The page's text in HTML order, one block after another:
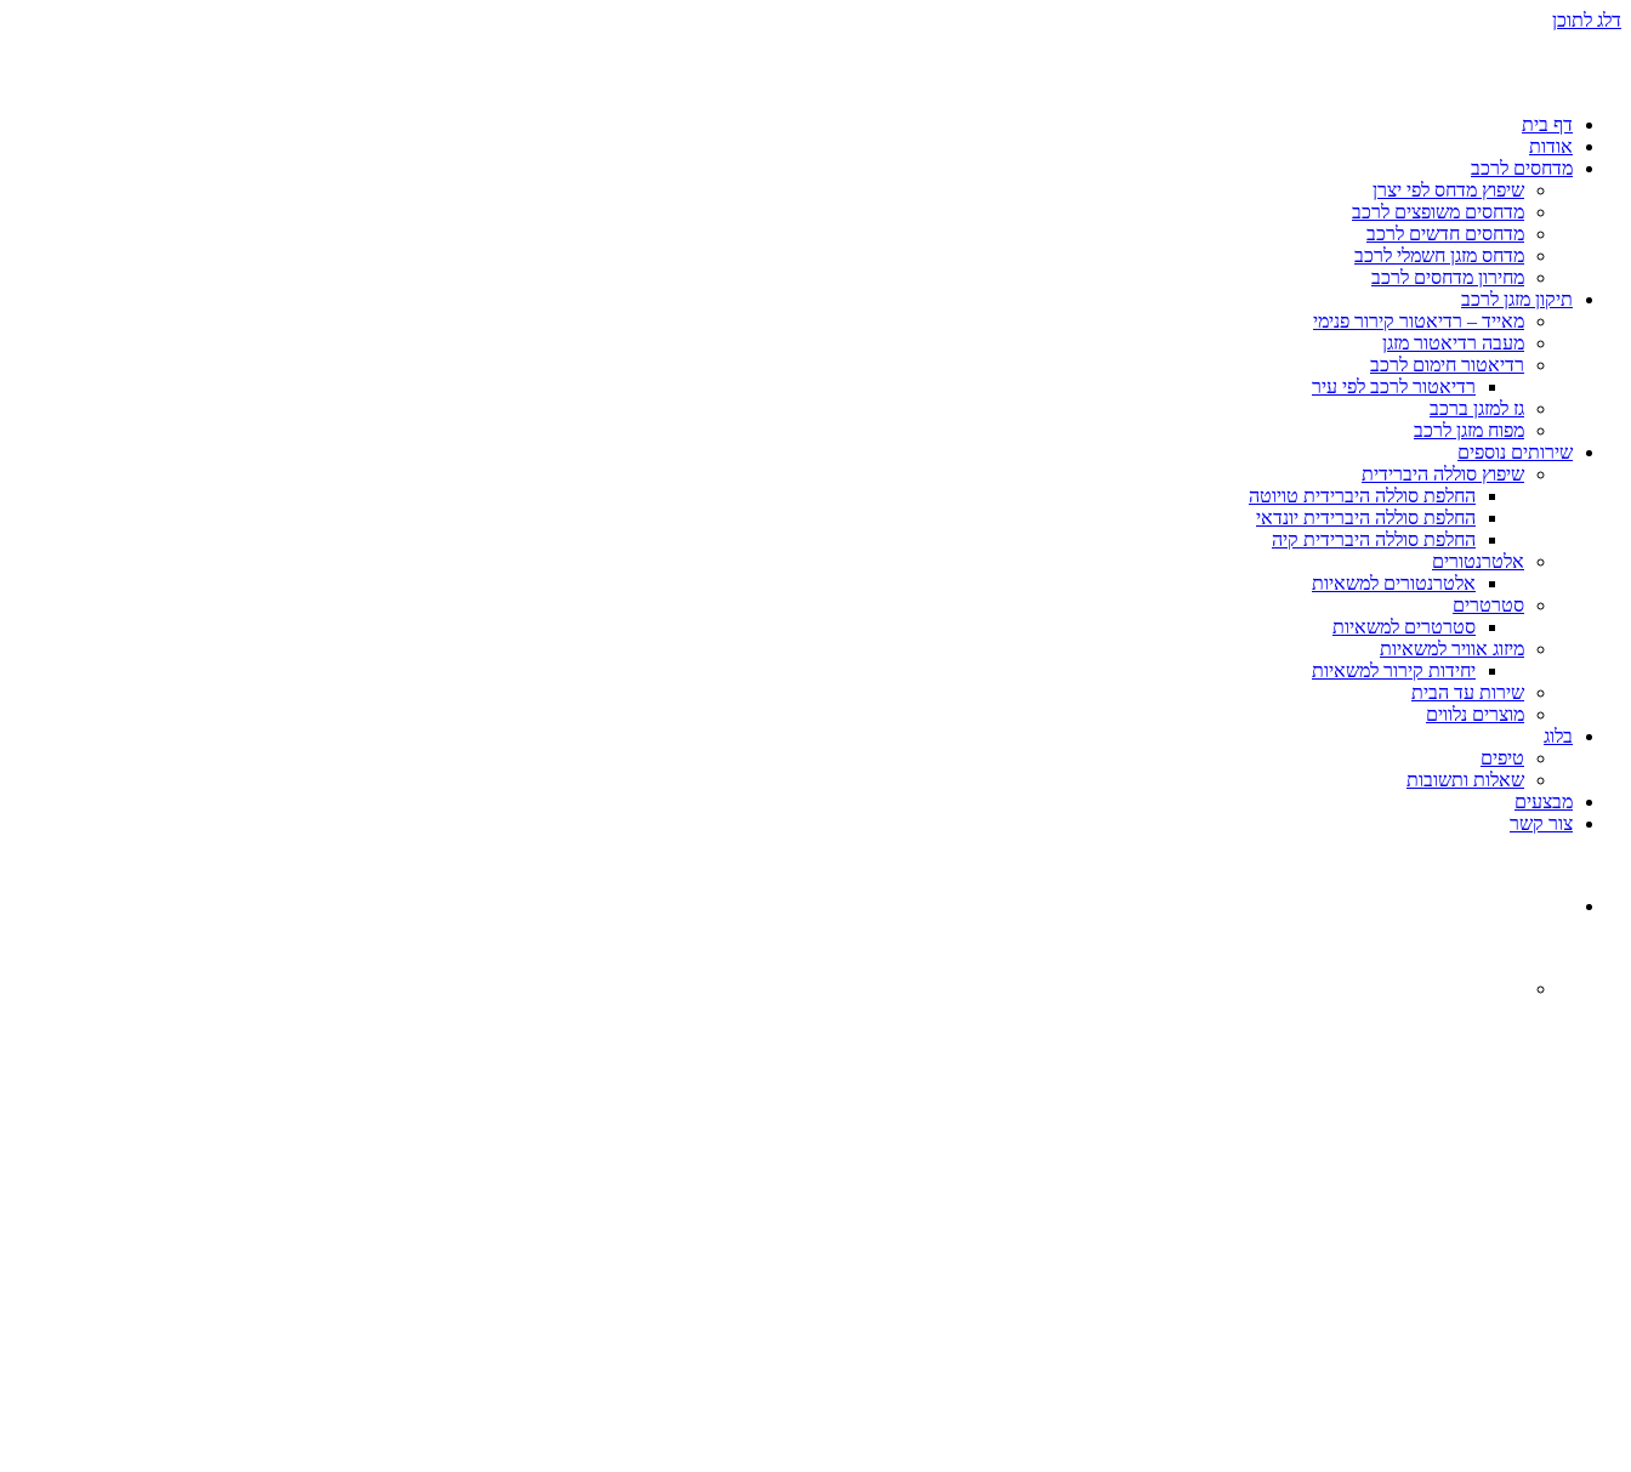
דלג לתוכן
דף בית
אודות
מדחסים לרכב
שיפוץ מדחס לפי יצרן
מדחסים משופצים לרכב
מדחסים חדשים לרכב
מדחס מזגן חשמלי לרכב
מחירון מדחסים לרכב
תיקון מזגן לרכב
מאייד – רדיאטור קירור פנימי
מעבה רדיאטור מזגן
רדיאטור חימום לרכב
רדיאטור לרכב לפי עיר
גז למזגן ברכב
מפוח מזגן לרכב
שירותים נוספים
שיפוץ סוללה היברידית
החלפת סוללה היברידית טויוטה
החלפת סוללה היברידית יונדאי
החלפת סוללה היברידית קיה
אלטרנטורים
אלטרנטורים למשאיות
סטרטרים
סטרטרים למשאיות
מיזוג אוויר למשאיות
יחידות קירור למשאיות
שירות עד הבית
מוצרים נלווים
בלוג
טיפים
שאלות ותשובות
מבצעים
צור קשר